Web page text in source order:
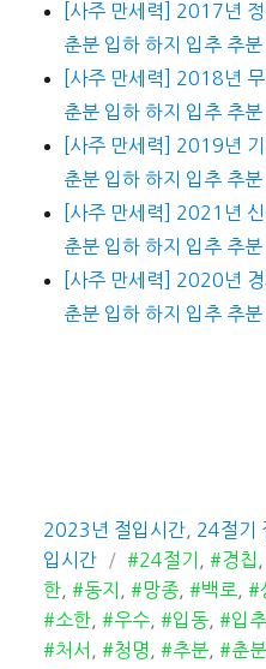
[사주 만세력] 2017년
춘분 입하 하지 입추 추분
[사주 만세력] 2018년
춘분 입하 하지 입추 추분
[사주 만세력] 2019년
춘분 입하 하지 입추 추분
[사주 만세력] 2021년
춘분 입하 하지 입추 추분
[사주 만세력] 2020년
춘분 입하 하지 입추 추분
카
테
고
리
2023년 절입시간 24절기
입시간
태
그
#24절기 #경칩
한 ,#동지 ,#망종 ,#백로 ,#
#소한 ,#우수 ,#입동 ,#입추
#처서
,#청명 ,#추분 ,#춘분